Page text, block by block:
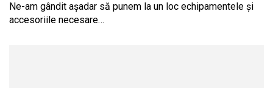
Ne-am gândit așadar să punem la un loc echipamentele și
accesoriile necesare…